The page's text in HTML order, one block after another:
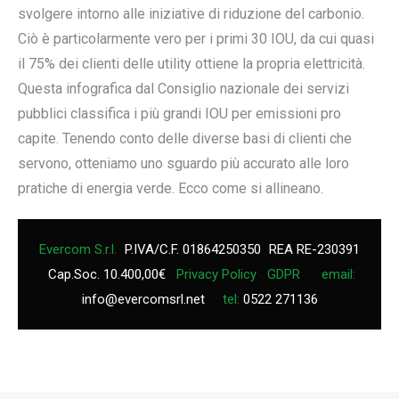
svolgere intorno alle iniziative di riduzione del carbonio.
Ciò è particolarmente vero per i primi 30 IOU, da cui quasi
il 75% dei clienti delle utility ottiene la propria elettricità.
Questa infografica dal Consiglio nazionale dei servizi
pubblici classifica i più grandi IOU per emissioni pro
capite. Tenendo conto delle diverse basi di clienti che
servono, otteniamo uno sguardo più accurato alle loro
pratiche di energia verde. Ecco come si allineano.
Evercom S.r.l. P.IVA/C.F. 01864250350 REA RE-230391
Cap.Soc. 10.400,00€
Privacy Policy GDPR
email:
info@evercomsrl.net
tel: 0522 271136